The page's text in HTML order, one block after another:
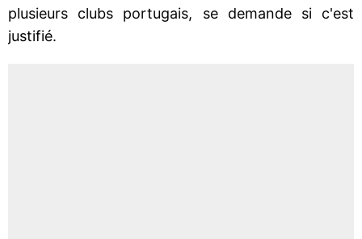
plusieurs clubs portugais, se demande si c'est
justifié.